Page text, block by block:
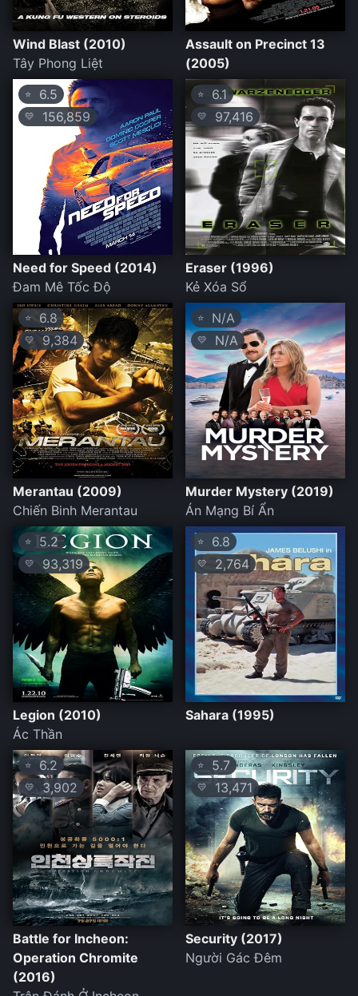
Wind Blast (2010)
Tây Phong Liệt
Assault on Precinct 13
(2005)
⭐ 6.5
💛 156,859
Need for Speed (2014)
Đam Mê Tốc Độ
⭐ 6.1
💛 97,416
Eraser (1996)
Kẻ Xóa Sổ
⭐ 6.8
💛 9,384
Merantau (2009)
Chiến Binh Merantau
⭐ N/A
💛 N/A
Murder Mystery (2019)
Án Mạng Bí Ẩn
⭐ 5.2
💛 93,319
Legion (2010)
Ác Thần
⭐ 6.8
💛 2,764
Sahara (1995)
⭐ 6.2
💛 3,902
Battle for Incheon:
Operation Chromite
(2016)
⭐ 5.7
💛 13,471
Security (2017)
Người Gác Đêm